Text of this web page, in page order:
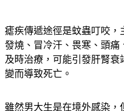
瘧疾傳遞途徑是蚊蟲叮咬
發燒、冒冷汗、畏寒、頭
及時治療，可能引發肝腎衰